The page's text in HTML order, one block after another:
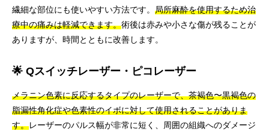
繊細な部位にも使いやすい方法です。 局所麻酔を使用するため治
療中の痛みは軽減できます。術後は赤みや小さな傷が残ることが
ありますが、時間とともに改善します。
🌟 Qスイッチレーザー・ピコレーザー
メラニン色素に反応するタイプのレーザーで、茶褐色〜黒褐色の
脂漏性角化症や色素性のイボに対して使用されることがありま
す。レーザーのパルス幅が非常に短く、周囲の組織へのダメージ